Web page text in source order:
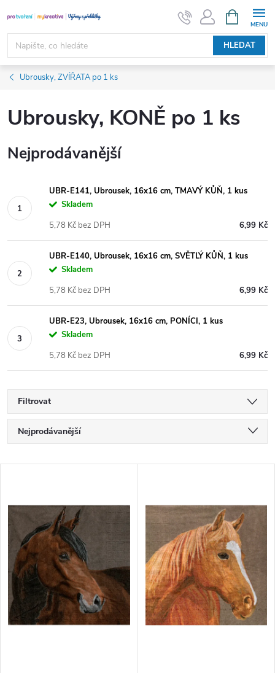
na
obsah
HLEDAT
NÁKUPNÍ
KOŠÍK
Ubrousky, ZVÍŘATA po 1 ks
Ubrousky, KONĚ po 1 ks
Nejprodávanější
UBR-E141, Ubrousek, 16x16 cm, TMAVÝ KŮŇ, 1 kus
Skladem
6,99 Kč
5,78 Kč bez DPH
UBR-E140, Ubrousek, 16x16 cm, SVĚTLÝ KŮŇ, 1 kus
Skladem
6,99 Kč
5,78 Kč bez DPH
UBR-E23, Ubrousek, 16x16 cm, PONÍCI, 1 kus
Skladem
6,99 Kč
5,78 Kč bez DPH
Filtrovat
Ř
a
e
n
í
p
Nejprodávanější
Nejdražší
Abecedně
ý
p
i
s
p